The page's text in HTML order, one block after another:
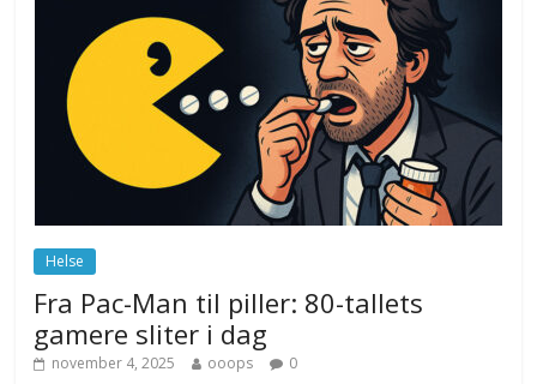
Norge innfører nullvisjon for nedbør
juni 23, 2026 No Comments
Britisk spionfly overvåket måkenes
trekkrute
Helse
Fra Pac-Man til piller: 80-tallets
gamere sliter i dag
november 4, 2025 ooops 0